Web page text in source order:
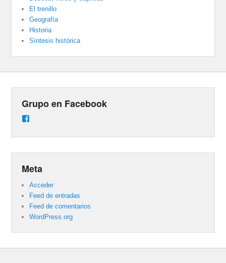
El trenillo
Geografía
Historia
Síntesis histórica
Grupo en Facebook
en
Meta
Acceder
Feed de entradas
Feed de comentarios
WordPress.org